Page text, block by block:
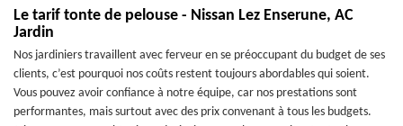
Le tarif tonte de pelouse - Nissan Lez Enserune, AC
Jardin
Nos jardiniers travaillent avec ferveur en se préoccupant du budget de ses
clients, c’est pourquoi nos coûts restent toujours abordables qui soient.
Vous pouvez avoir confiance à notre équipe, car nos prestations sont
performantes, mais surtout avec des prix convenant à tous les budgets.